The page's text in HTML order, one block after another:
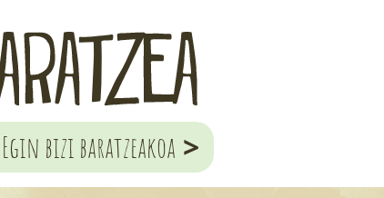
Egin bizi baratzeakoa >